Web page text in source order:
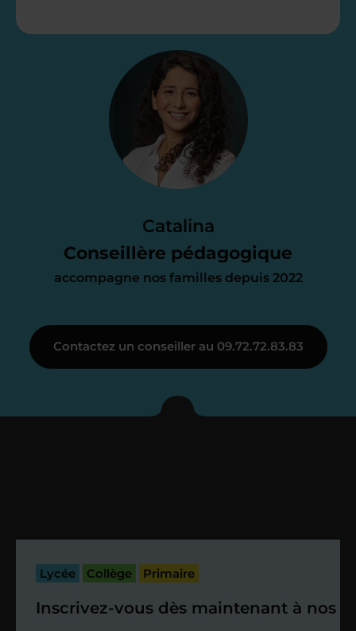
Catalina
Conseillère pédagogique
accompagne nos familles depuis 2022
Étape 2
Je vous envoie une
proposition
d’accompagnement
parfait. À partir de maintenant nous
nous occupons de tout.
Je vous présente votre
enseignant sous 72
passé.
Étape 4
Contactez un conseiller au 09.72.72.83.83
Lycée Collège Primaire
Inscrivez-vous dès maintenant à nos